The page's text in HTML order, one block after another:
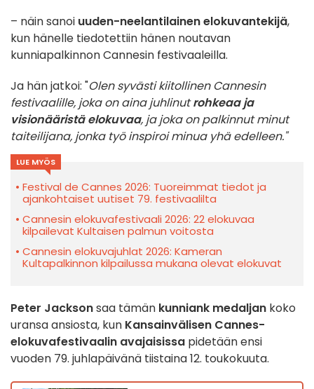
– näin sanoi uuden-neelantilainen elokuvantekijä,
kun hänelle tiedotettiin hänen noutavan
kunniapalkinnon Cannesin festivaaleilla.
Ja hän jatkoi: "Olen syvästi kiitollinen Cannesin
festivaalille, joka on aina juhlinutrohkeaa ja
visionääristä elokuvaa, ja joka on palkinnut minut
taiteilijana, jonka työ inspiroi minua yhä edelleen."
LUE MYÖS
Festival de Cannes 2026: Tuoreimmat tiedot ja
ajankohtaiset uutiset 79. festivaalilta
Cannesin elokuvafestivaali 2026: 22 elokuvaa
kilpailevat Kultaisen palmun voitosta
Cannesin elokuvajuhlat 2026: Kameran
Kultapalkinnon kilpailussa mukana olevat elokuvat
Peter Jacksonsaa tämän kunniank medaljan koko
uransa ansiosta, kun Kansainvälisen Cannes-
elokuvafestivaalin avajaisissa pidetään ensi
vuoden 79. juhlapäivänä tiistaina 12. toukokuuta.